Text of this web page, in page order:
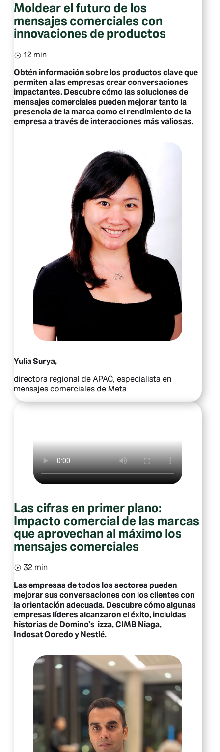
Moldear el futuro de los
mensajes comerciales con
innovaciones de productos
12 min
Obtén información sobre los productos clave que
permiten a las empresas crear conversaciones
impactantes. Descubre cómo las soluciones de
mensajes comerciales pueden mejorar tanto la
presencia de la marca como el rendimiento de la
empresa a través de interacciones más valiosas.
Yulia Surya,
directora regional de APAC, especialista en
mensajes comerciales de Meta
Las cifras en primer plano:
Impacto comercial de las marcas
que aprovechan al máximo los
mensajes comerciales
32 min
Las empresas de todos los sectores pueden
mejorar sus conversaciones con los clientes con
la orientación adecuada. Descubre cómo algunas
empresas líderes alcanzaron el éxito, incluidas
historias de Domino’s izza, CIMB Niaga,
Indosat Ooredo y Nestlé.